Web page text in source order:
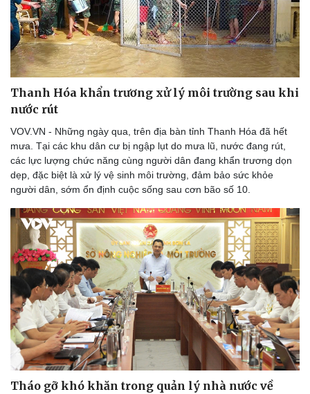
Thanh Hóa khẩn trương xử lý môi trường sau khi
nước rút
VOV.VN - Những ngày qua, trên địa bàn tỉnh Thanh Hóa đã hết
mưa. Tại các khu dân cư bị ngập lụt do mưa lũ, nước đang rút,
các lực lượng chức năng cùng người dân đang khẩn trương dọn
dẹp, đặc biệt là xử lý vệ sinh môi trường, đảm bảo sức khỏe
người dân, sớm ổn định cuộc sống sau cơn bão số 10.
Tháo gỡ khó khăn trong quản lý nhà nước về